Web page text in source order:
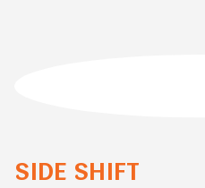
SIDE SHIFT